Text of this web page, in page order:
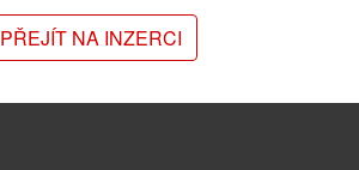
PŘEJÍT NA INZERCI